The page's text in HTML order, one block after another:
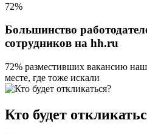
72%
Большинство
сотрудников на hh.ru
72% разместивших вакансию
месте, где тоже искали
Кто будет